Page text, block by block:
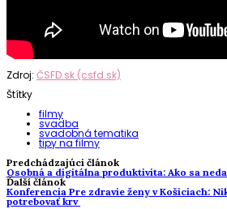
Zdroj: ČSFD.sk (csfd.sk)
Štítky
filmy
svadba
svadobná tematika
tipy na filmy
Predchádzajúci článok
Osobná a digitálna produktivita: Ako sa
Ďalší článok
Konferencia Pre zdravie ženy v Košiciach:
potrebovať krv